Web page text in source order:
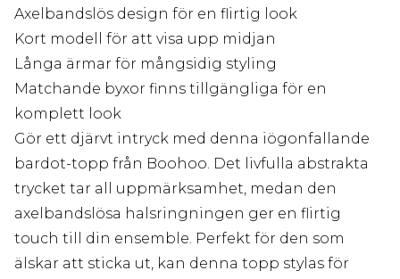
Axelbandslös design för en flirtig look
Kort modell för att visa upp midjan
Långa ärmar för mångsidig styling
Matchande byxor finns tillgängliga för en
komplett look
Gör ett djärvt intryck med denna iögonfallande
bardot-topp från Boohoo. Det livfulla abstrakta
trycket tar all uppmärksamhet, medan den
axelbandslösa halsringningen ger en flirtig
touch till din ensemble. Perfekt för den som
älskar att sticka ut, kan denna topp stylas för